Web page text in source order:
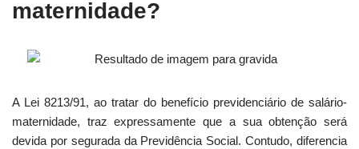
maternidade?
A Lei 8213/91, ao tratar do benefício previdenciário de salário-
maternidade, traz expressamente que a sua obtenção será
devida por segurada da Previdência Social. Contudo, diferencia